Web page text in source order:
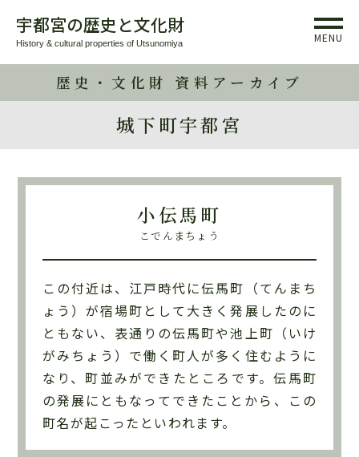
宇都宮の歴史と文化財
History & cultural properties of Utsunomiya MENU
歴史・文化財 資料アーカイブ
城下町宇都宮
小伝馬町
こでんまちょう
この付近は、江戸時代に伝馬町（てんまち
ょう）が宿場町として大きく発展したのに
ともない、表通りの伝馬町や池上町（いけ
がみちょう）で働く町人が多く住むように
なり、町並みができたところです。伝馬町
の発展にともなってできたことから、この
町名が起こったといわれます。